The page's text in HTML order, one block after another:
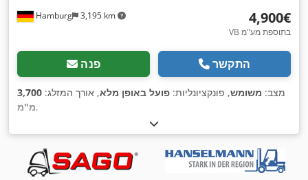
Hamburg 3,195 km ‏4,900 ‏€
VB בתוספת מע"מ
פנה התקשר
מצב: משומש, פונקציונליות: פועל באופן מלא, אורך המזלג: 3,700
מ"מ,